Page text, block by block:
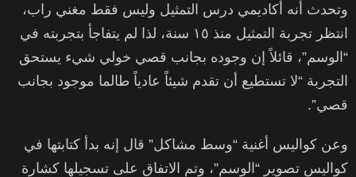
وتحدث أنه أكاديمي درس التمثيل وليس فقط مغني راب،
انتظر تجربة التمثيل منذ ١٥ سنة، لذا لم يتفاجأ بتجربته في
“الوسم”، قائلاً إن وجوده بجانب قصي خولي شيء يستحق
التجربة “لا تستطيع أن تقدم شيئاً عادياً طالما موجود بجانب
قصي”.
وعن كواليس أغنية “وسط مشاكل” قال إنه بدأ كتابتها في
كواليس تصوير “الوسم”، وتم الاتفاق على تسجيلها كشارة